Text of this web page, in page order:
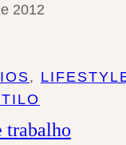
2012
,
trabalho